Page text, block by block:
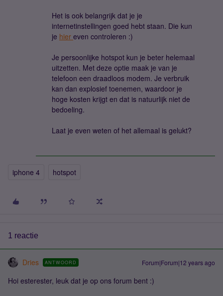
Het is ook belangrijk dat je je
internetinstellingen goed hebt staan. Die kun
je hier even controleren :)
Je persoonlijke hotspot kun je beter helemaal
uitzetten. Met deze optie maak je van je
telefoon een draadloos modem. Je verbruik
kan dan explosief toenemen, waardoor je
hoge kosten krijgt en dat is natuurlijk niet de
bedoeling.
Laat je even weten of het allemaal is gelukt?
iphone 4 hotspot
1 reactie
Dries ANTWOORD Forum|Forum|12 years ago
Hoi esterester, leuk dat je op ons forum bent :)